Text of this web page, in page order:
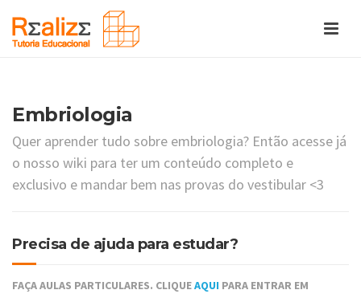
Embriologia
Quer aprender tudo sobre embriologia? Então acesse já
o nosso wiki para ter um conteúdo completo e
exclusivo e mandar bem nas provas do vestibular <3
Precisa de ajuda para estudar?
FAÇA AULAS PARTICULARES. CLIQUEAQUI PARA ENTRAR EM